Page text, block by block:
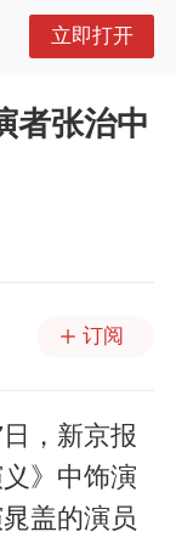
立即打开
者张治中
订阅
，新京报
》中饰演
盖的演员